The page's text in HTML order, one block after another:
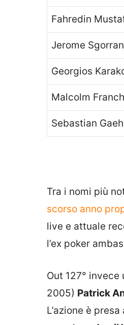
Fahredin
Jerome
Georgios
Malcolm
Sebastian
Tra i nomi più
scorso anno
live e attuale
l’ex poker
Out 127°
2005) Patrick
L’azione è